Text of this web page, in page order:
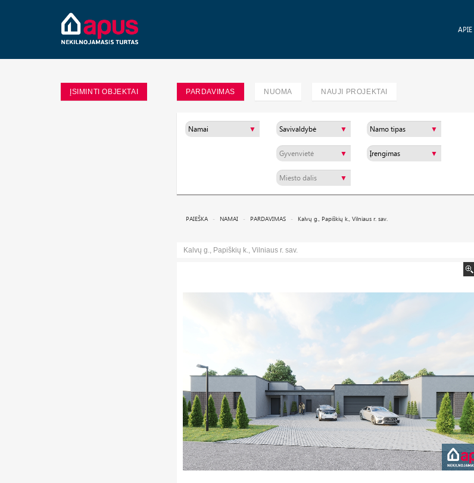
APIE
ĮSIMINTI OBJEKTAI PARDAVIMAS NUOMA NAUJI PROJEKTAI
PAIEŠKA NAMAI PARDAVIMAS Kalvų g., Papiškių k., Vilniaus r. sav.
Kalvų g., Papiškių k., Vilniaus r. sav.